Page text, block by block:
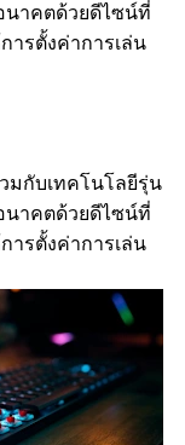
นาคตด้วยดีไซน์ที่
ารตั้งค่าการเล่น
กับเทคโนโลยีรุ่น
นาคตด้วยดีไซน์ที่
ารตั้งค่าการเล่น